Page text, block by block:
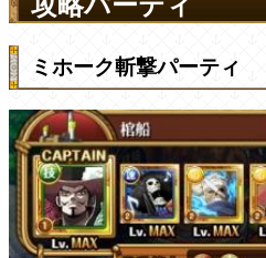
ミホーク斬撃パーティ